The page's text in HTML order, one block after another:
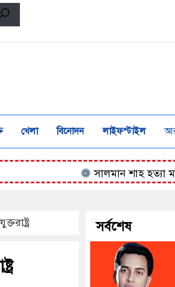
খেলা বিনোদন লাইফস্টাইল
সালমান শাহ হত্যা
সর্বশেষ